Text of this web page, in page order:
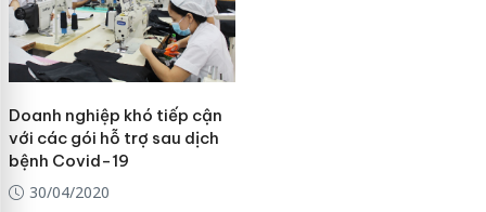
Doanh nghiệp khó tiếp cận
với các gói hỗ trợ sau dịch
bệnh Covid-19
30/04/2020